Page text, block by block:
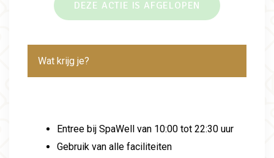
Wat krijg je?
Entree bij SpaWell van 10:00 tot 22:30 uur
Gebruik van alle faciliteiten